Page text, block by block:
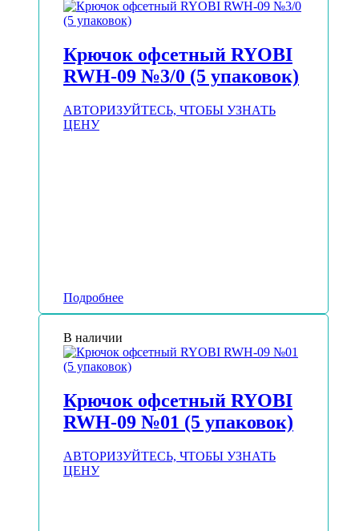
Крючок офсетный RYOBI
RWH-09 №3/0 (5 упаковок)
АВТОРИЗУЙТЕСЬ, ЧТОБЫ УЗНАТЬ
ЦЕНУ
Подробнее
В наличии
Крючок офсетный RYOBI
RWH-09 №01 (5 упаковок)
АВТОРИЗУЙТЕСЬ, ЧТОБЫ УЗНАТЬ
ЦЕНУ